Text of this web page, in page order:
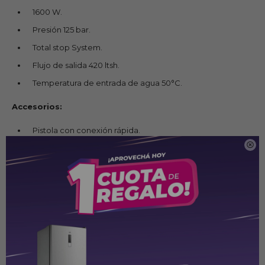

1600 W.
Presión 125 bar.
Total stop System.
Flujo de salida 420 ltsh.
Temperatura de entrada de agua 50°C.
Accesorios:
Pistola con conexión rápida.
Boquilla rotativa.
Boquilla ajustable.
Boquilla espumadora.
Ficha Técnica: